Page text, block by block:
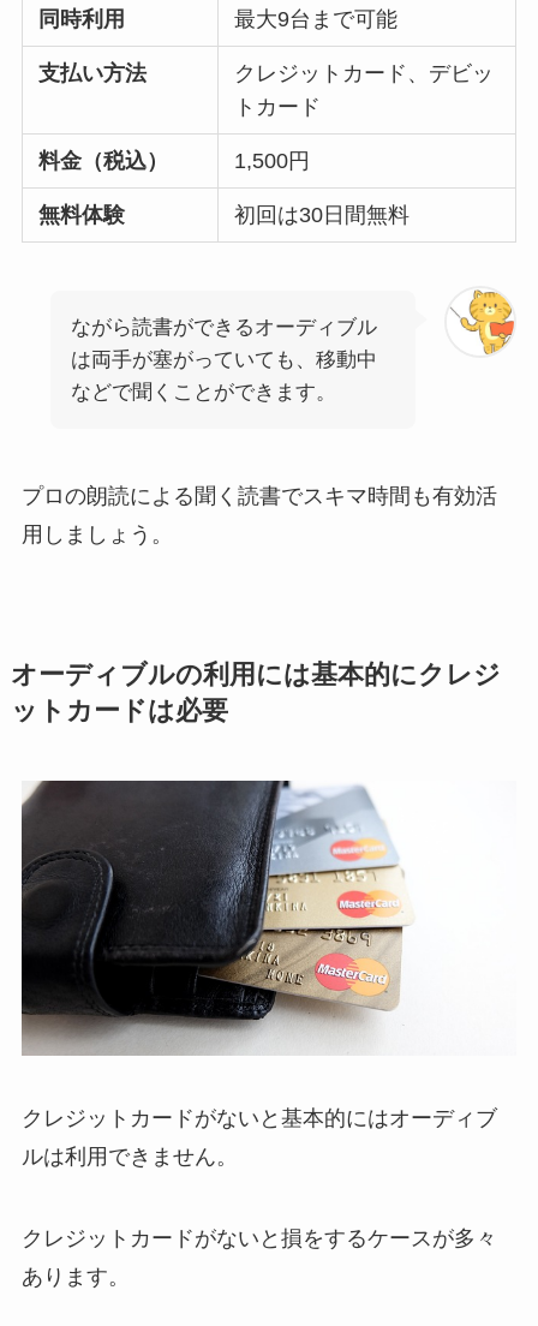
同時利用 最大9台まで可能
支払い方法
クレジットカード、デビッ
トカード
料金（税込） 1,500円
無料体験 初回は30日間無料
ながら読書ができるオーディブル
は両手が塞がっていても、移動中
などで聞くことができます。
プロの朗読による聞く読書でスキマ時間も有効活
用しましょう。
オーディブルの利用には基本的にクレジ
ットカードは必要
クレジットカードがないと基本的にはオーディブ
ルは利用できません。
クレジットカードがないと損をするケースが多々
あります。